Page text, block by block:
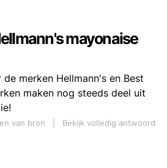
mayonaise
merken Hellmann's en Best
maken nog steeds deel uit
van bron
Bekijk volledig antwoord